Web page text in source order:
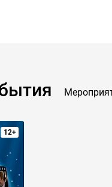
12+